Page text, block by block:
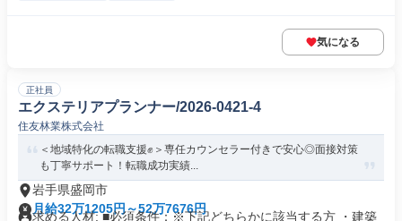
気になる
正社員
エクステリアプランナー/2026-0421-4
住友林業株式会社
＜地域特化の転職支援✊️＞専任カウンセラー付きで安心◎面接対策
も丁寧サポート！転職成功実績...
岩手県盛岡市
月給32万1205円～52万7676円
求める人材: ■必須条件：※下記どちらかに該当する方 ・建築